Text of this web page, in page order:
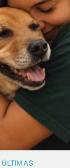
ÚLTIMAS